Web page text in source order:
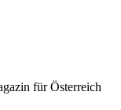
für Österreich